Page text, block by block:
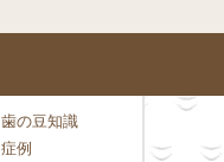
歯の豆知識
症例